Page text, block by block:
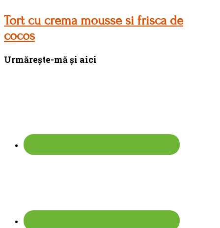
Tort cu crema mousse si frisca de
cocos
Bara
Urmărește-mă și aici